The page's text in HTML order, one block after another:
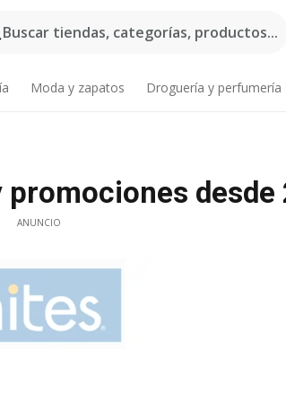
Buscar tiendas, categorías, productos...
Moda y zapatos Droguería y perfumería
desde
ANUNCIO